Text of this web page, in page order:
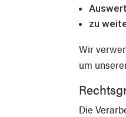
zu
Wir
um
Die